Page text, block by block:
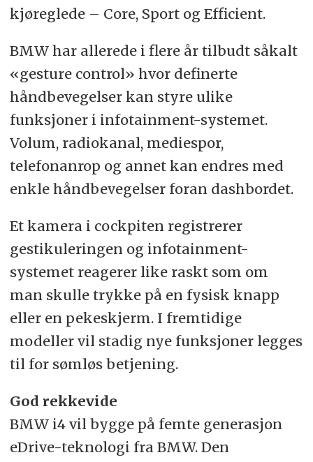
kjøreglede – Core, Sport og Efficient.
BMW har allerede i flere år tilbudt såkalt
«gesture control» hvor definerte
håndbevegelser kan styre ulike
funksjoner i infotainment-systemet.
Volum, radiokanal, mediespor,
telefonanrop og annet kan endres med
enkle håndbevegelser foran dashbordet.
Et kamera i cockpiten registrerer
gestikuleringen og infotainment-
systemet reagerer like raskt som om
man skulle trykke på en fysisk knapp
eller en pekeskjerm. I fremtidige
modeller vil stadig nye funksjoner legges
til for sømløs betjening.
God rekkevide
BMW i4 vil bygge på femte generasjon
eDrive-teknologi fra BMW. Den